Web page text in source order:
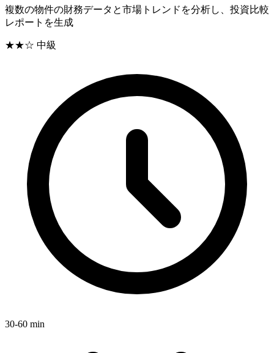
複数の物件の財務データと市場トレンドを分析し、投資比較
レポートを生成
★★☆ 中級
30-60 min